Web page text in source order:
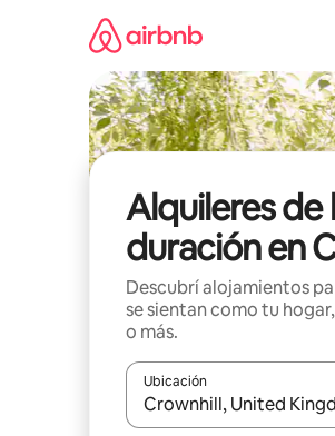
Alquileres de
duración en
Descubrí alojamientos
se sientan como tu
o más.
Ubicación
Cuando los resultados